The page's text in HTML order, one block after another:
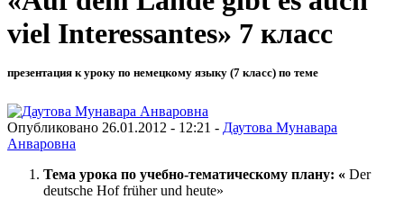
viel Interessantes» 7 класс
презентация к уроку по немецкому языку (7 класс) по теме
Опубликовано 26.01.2012 - 12:21 - Даутова Мунавара
Анваровна
Тема урока по учебно-тематическому плану: « Der
deutsche Hof früher und heute»